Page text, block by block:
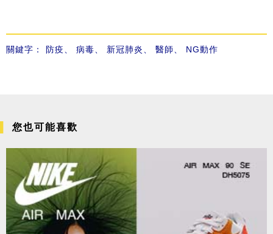
關鍵字： 防疫、 病毒、 新冠肺炎、 醫師、 NG動作
您也可能喜歡